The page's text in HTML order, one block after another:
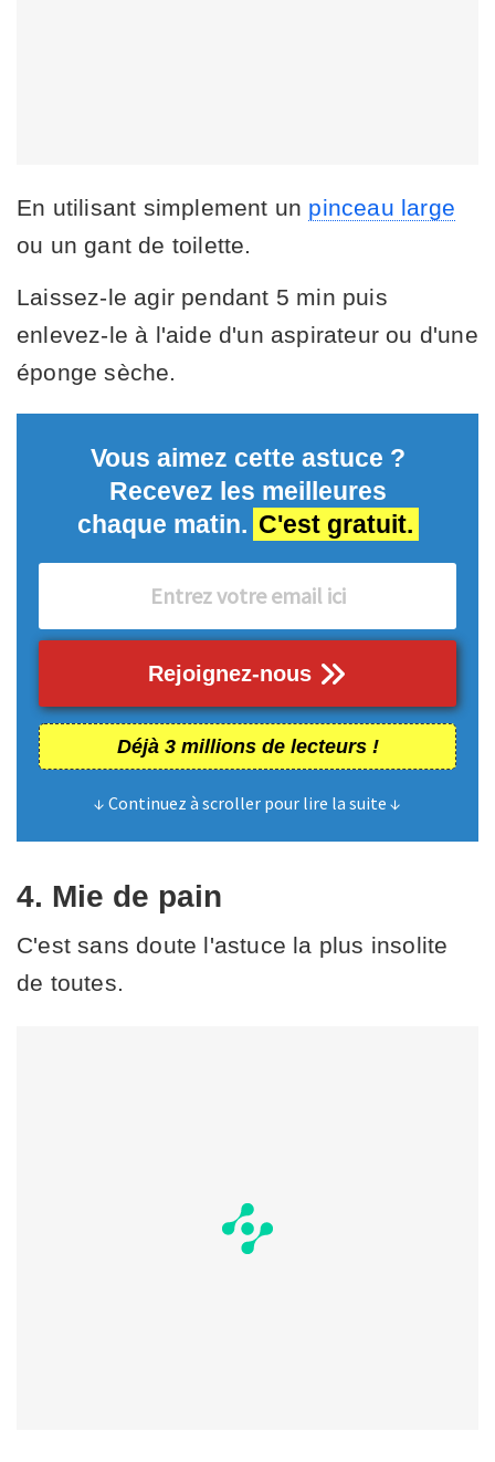
En utilisant simplement un pinceau large
ou un gant de toilette.
Laissez-le agir pendant 5 min puis
enlevez-le à l'aide d'un aspirateur ou d'une
éponge sèche.
Vous aimez cette astuce ?
Recevez les meilleures
chaque matin. C'est gratuit.
Rejoignez-nous
Déjà 3 millions de lecteurs !
↓ Continuez à scroller pour lire la suite ↓
4. Mie de pain
C'est sans doute l'astuce la plus insolite
de toutes.